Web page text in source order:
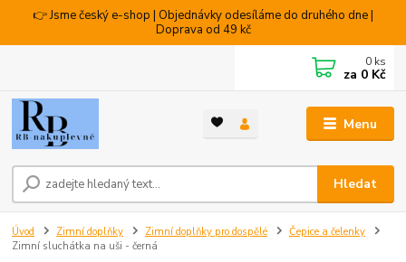
👉 Jsme český e-shop | Objednávky odesíláme do druhého dne |
Doprava od 49 kč
Menu
Hledat
0 ks
za 0 Kč
Úvod Zimní doplňky Zimní doplňky pro dospělé
Čepice a čelenky
Zimní sluchátka na uši - černá